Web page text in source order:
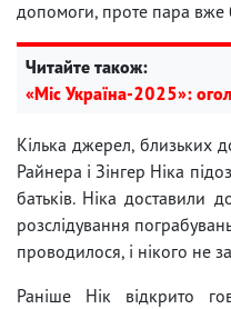
допомоги, проте пара вже
Читайте також:
«Міс Україна-2025»:
Кілька джерел, близьких
Райнера і Зінгер Ніка
батьків. Ніка доставили
розслідування
проводилося, і нікого не
Раніше Нік відкрито